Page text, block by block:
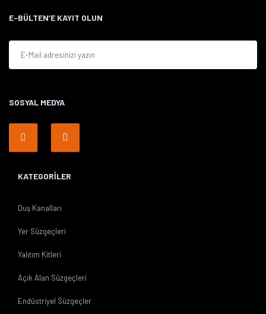
E-BÜLTEN’E KAYIT OLUN
SOSYAL MEDYA
KATEGORİLER
Duş Kanalları
Yer Süzgeçleri
Yalıtım Kitleri
Açık Alan Süzgeçleri
Endüstriyel Süzgeçler